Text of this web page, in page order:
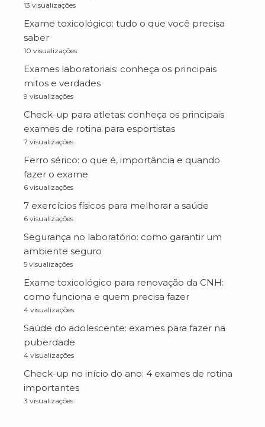
13 visualizações
Exame toxicológico: tudo o que você precisa
saber
10 visualizações
Exames laboratoriais: conheça os principais
mitos e verdades
9 visualizações
Check-up para atletas: conheça os principais
exames de rotina para esportistas
7 visualizações
Ferro sérico: o que é, importância e quando
fazer o exame
6 visualizações
7 exercícios físicos para melhorar a saúde
6 visualizações
Segurança no laboratório: como garantir um
ambiente seguro
5 visualizações
Exame toxicológico para renovação da CNH:
como funciona e quem precisa fazer
4 visualizações
Saúde do adolescente: exames para fazer na
puberdade
4 visualizações
Check-up no início do ano: 4 exames de rotina
importantes
3 visualizações